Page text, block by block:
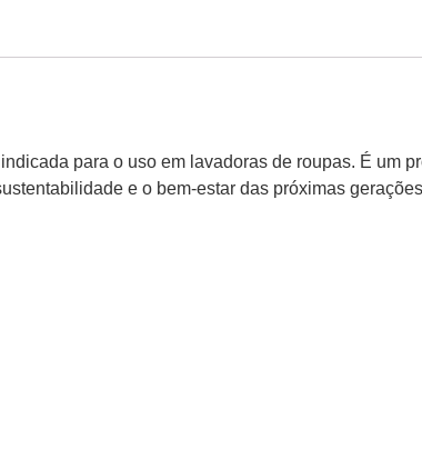
para o uso em lavadoras de roupas. É um
e o bem-estar das próximas